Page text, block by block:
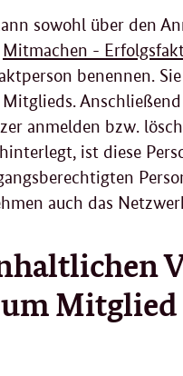
sowohl über den
Mitmachen -
benennen.
anmelden bzw.
ist diese
auch das
Mitglied